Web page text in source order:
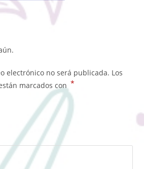
electrónico no será publicada. Los
marcados con *